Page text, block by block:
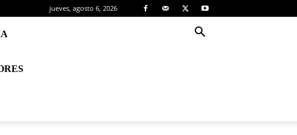
jueves, agosto 6, 2026